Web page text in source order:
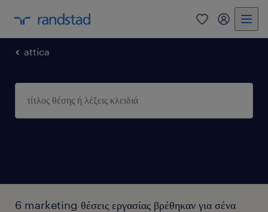
0 my
attica
6 marketing θέσεις εργασίας βρέθηκαν για σένα